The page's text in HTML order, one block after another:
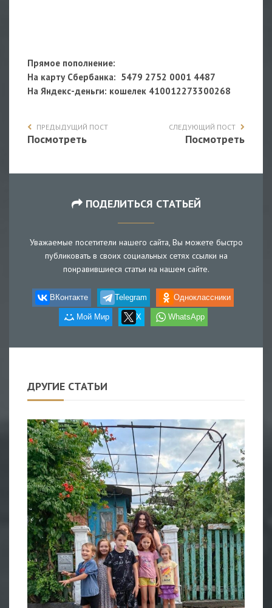
Прямое пополнение:
На карту Сбербанка: 5479 2752 0001 4487
На Яндекс-деньги: кошелек 410012273300268
ПРЕДЫДУЩИЙ ПОСТ
Посмотреть
СЛЕДУЮЩИЙ ПОСТ
Посмотреть
ПОДЕЛИТЬСЯ СТАТЬЕЙ
Уважаемые посетители нашего сайта, Вы можете быстро
публиковать в своих социальных сетях ссылки на
понравившиеся статьи на нашем сайте.
ВКонтакте Telegram Одноклассники
Мой Мир X WhatsApp
ДРУГИЕ СТАТЬИ